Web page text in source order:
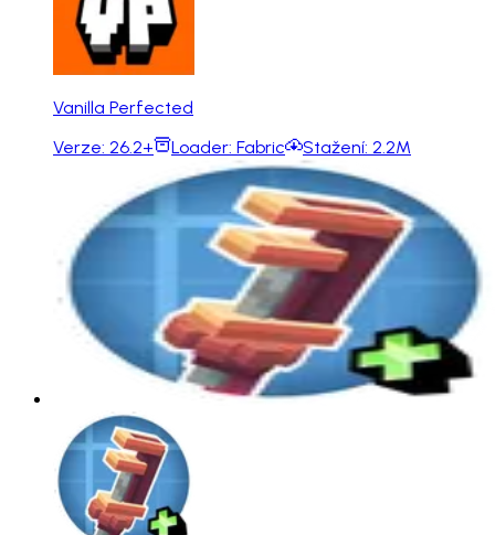
Vanilla Perfected
Verze: 26.2+ Loader: Fabric Stažení: 2.2M